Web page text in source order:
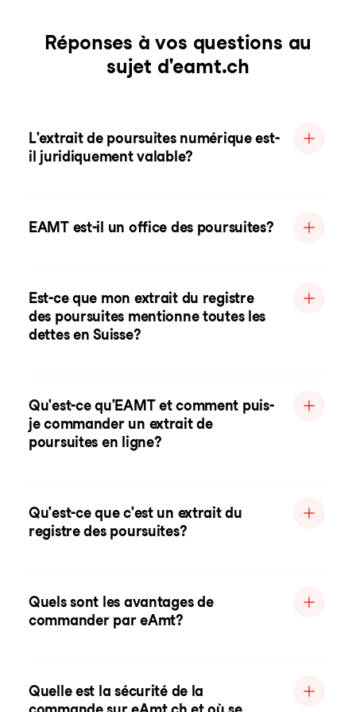
Réponses à vos questions au
sujet d'eamt.ch
L'extrait de poursuites numérique est-
il juridiquement valable?
EAMT est-il un office des poursuites?
Est-ce que mon extrait du registre
des poursuites mentionne toutes les
dettes en Suisse?
Qu'est-ce qu'EAMT et comment puis-
je commander un extrait de
poursuites en ligne?
Qu'est-ce que c'est un extrait du
registre des poursuites?
Quels sont les avantages de
commander par eAmt?
Quelle est la sécurité de la